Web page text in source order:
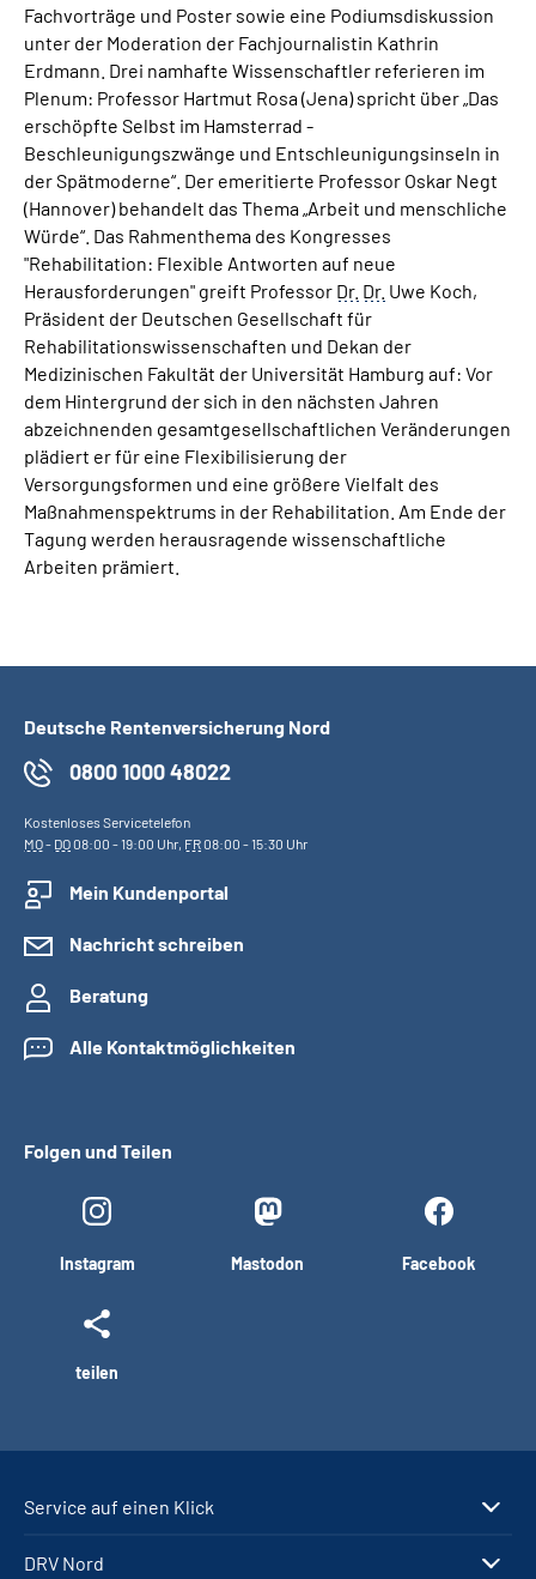
Fachvorträge und Poster sowie eine Podiumsdiskussion
unter der Moderation der Fachjournalistin Kathrin
Erdmann. Drei namhafte Wissenschaftler referieren im
Plenum: Professor Hartmut Rosa (Jena) spricht über „Das
erschöpfte Selbst im Hamsterrad -
Beschleunigungszwänge und Entschleunigungsinseln in
der Spätmoderne“. Der emeritierte Professor Oskar Negt
(Hannover) behandelt das Thema „Arbeit und menschliche
Würde“. Das Rahmenthema des Kongresses
"Rehabilitation: Flexible Antworten auf neue
Herausforderungen" greift Professor Dr. Dr. Uwe Koch,
Präsident der Deutschen Gesellschaft für
Rehabilitationswissenschaften und Dekan der
Medizinischen Fakultät der Universität Hamburg auf: Vor
dem Hintergrund der sich in den nächsten Jahren
abzeichnenden gesamtgesellschaftlichen Veränderungen
plädiert er für eine Flexibilisierung der
Versorgungsformen und eine größere Vielfalt des
Maßnahmenspektrums in der Rehabilitation. Am Ende der
Tagung werden herausragende wissenschaftliche
Arbeiten prämiert.
Deutsche Rentenversicherung Nord
0800 1000 48022
Kostenloses Servicetelefon
MO- DO08:00 - 19:00 Uhr, FR08:00 - 15:30 Uhr
Mein Kundenportal
Nachricht schreiben
Beratung
Alle Kontaktmöglichkeiten
Folgen und Teilen
Instagram Mastodon Facebook
teilen
Service auf einen Klick
DRV Nord